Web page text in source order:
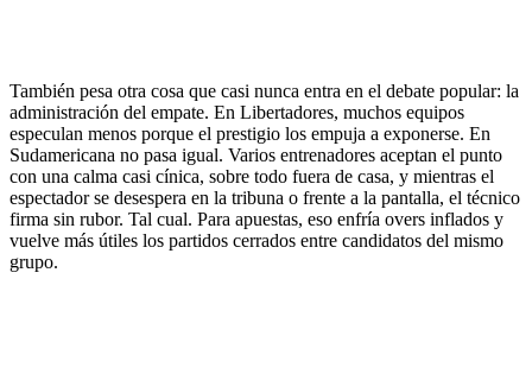
También pesa otra cosa que casi nunca entra en el debate popular: la
administración del empate. En Libertadores, muchos equipos
especulan menos porque el prestigio los empuja a exponerse. En
Sudamericana no pasa igual. Varios entrenadores aceptan el punto
con una calma casi cínica, sobre todo fuera de casa, y mientras el
espectador se desespera en la tribuna o frente a la pantalla, el técnico
firma sin rubor. Tal cual. Para apuestas, eso enfría overs inflados y
vuelve más útiles los partidos cerrados entre candidatos del mismo
grupo.